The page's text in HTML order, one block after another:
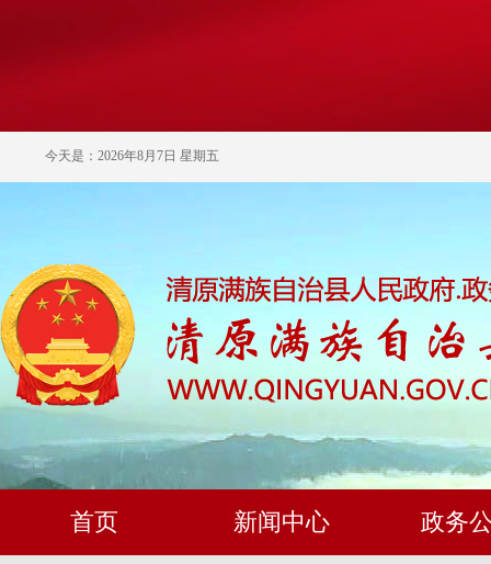
今天是：2026年8月7日 星期五
首页 新闻中心 政务